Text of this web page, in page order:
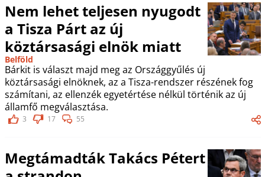
Nem lehet teljesen nyugodt
a Tisza Párt az új
köztársasági elnök miatt
Belföld
Bárkit is választ majd meg az Országgyűlés új
köztársasági elnöknek, az a Tisza-rendszer részének fog
számítani, az ellenzék egyetértése nélkül történik az új
államfő megválasztása.
3 17 55
Megtámadták Takács Pétert